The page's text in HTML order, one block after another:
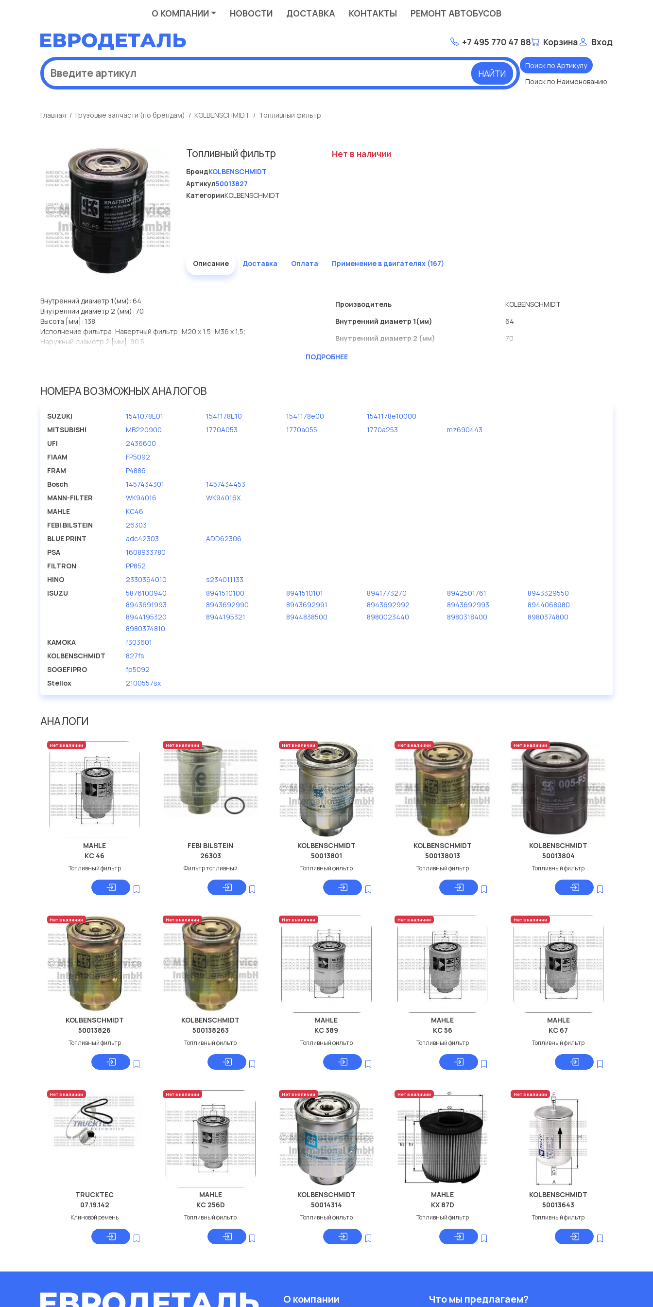
О КОМПАНИИ НОВОСТИ ДОСТАВКА КОНТАКТЫ РЕМОНТ АВТОБУСОВ
+7 495 770 47 88 Корзина Вход
НАЙТИ
Поиск по Артикулу
Поиск по Наименованию
Главная Грузовые запчасти (по брендам) KOLBENSCHMIDT Топливный фильтр
Топливный фильтр
БрендKOLBENSCHMIDT
Артикул50013827
КатегорииKOLBENSCHMIDT
Нет в наличии
Описание Доставка Оплата Применение в двигателях (167)
Внутренний диаметр 1(мм): 64
Внутренний диаметр 2 (мм): 70
Высота [мм]: 138
Исполнение фильтра: Навертный фильтр; M20 x 1,5; M36 x 1,5;
Наружный диаметр 2 [мм]: 90.5
Производитель
KOLBENSCHMIDT
Внутренний диаметр 1(мм)
64
Внутренний диаметр 2 (мм)
70
Высота [мм]
ПОДРОБНЕЕ
НОМЕРА ВОЗМОЖНЫХ АНАЛОГОВ
SUZUKI 1541078E01 1541178E10 1541178e00
1541178e10000
MITSUBISHI
MB220900 1770A053 1770a055 1770a253
mz690443
UFI
2436600
FIAAM
FP5092
FRAM
P4886
Bosch
1457434301
1457434453
MANN-FILTER
WK94016
WK94016X
MAHLE
KC46
FEBI BILSTEIN
26303
BLUE PRINT
adc42303
ADD62306
PSA
1608933780
FILTRON
PP852
HINO
2330364010
s234011133
ISUZU
5876100940 8941510100 8941510101 8941773270 8942501761
8943329550
8943691993
8943692990 8943692991 8943692992 8943692993
8944068980
8944195320
8944195321 8944838500 8980023440 8980318400
8980374800
8980374810
KAMOKA
f303601
KOLBENSCHMIDT
827fs
SOGEFIPRO
fp5092
Stellox
2100557sx
АНАЛОГИ
Нет в наличии
MAHLE
KC 46
Топливный фильтр
Нет в наличии
FEBI BILSTEIN
26303
Фильтр топливный
Нет в наличии
KOLBENSCHMIDT
50013801
Топливный фильтр
Нет в наличии
KOLBENSCHMIDT
500138013
Топливный фильтр
Нет в наличии
KOLBENSCHMIDT
50013804
Топливный фильтр
Нет в наличии
KOLBENSCHMIDT
50013826
Топливный фильтр
Нет в наличии
KOLBENSCHMIDT
500138263
Топливный фильтр
Нет в наличии
MAHLE
KC 389
Топливный фильтр
Нет в наличии
MAHLE
KC 56
Топливный фильтр
Нет в наличии
MAHLE
KC 67
Топливный фильтр
Нет в наличии
TRUCKTEC
07.19.142
Клиновой ремень
Нет в наличии
MAHLE
KC 256D
Топливный фильтр
Нет в наличии
KOLBENSCHMIDT
50014314
Топливный фильтр
Нет в наличии
MAHLE
KX 87D
Топливный фильтр
Нет в наличии
KOLBENSCHMIDT
50013643
Топливный фильтр
О компании Что мы предлагаем?